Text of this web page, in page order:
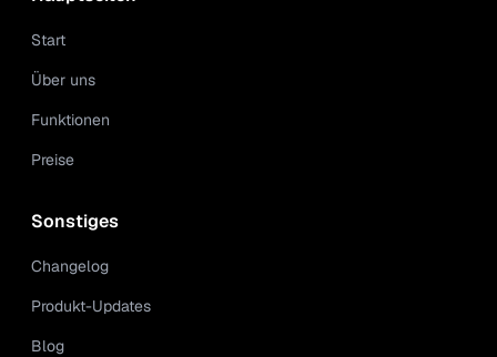
Start
Über uns
Funktionen
Preise
Sonstiges
Changelog
Produkt-Updates
Blog